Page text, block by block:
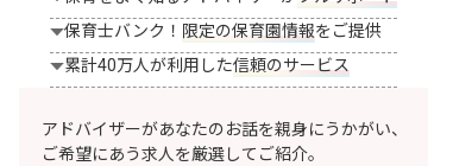
保育士バンク！ 限定の保育園情報をご提供
累計40万人が利用した信頼のサービス
アドバイザーがあなたのお話を親身にうかがい、
ご希望にあう求人を厳選してご紹介。